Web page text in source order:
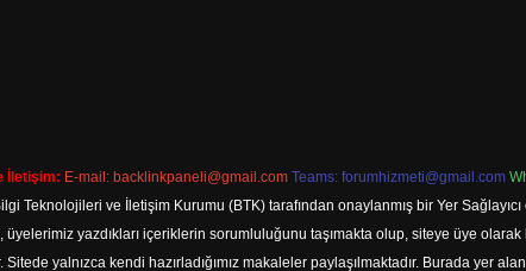
İletişim: E-mail: backlinkpaneli@gmail.com Teams: forumhizmeti@gmail.com
Teknolojileri ve İletişim Kurumu (BTK) tarafından onaylanmış bir Yer
yazdıkları içeriklerin sorumluluğunu taşımakta olup, siteye üye
Sitede yalnızca kendi hazırladığımız makaleler paylaşılmaktadır. Burada yer